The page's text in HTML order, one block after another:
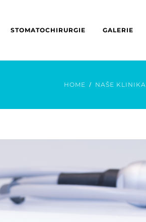
STOMATOCHIRURGIE GALERIE
HOME NAŠE KLINIKA